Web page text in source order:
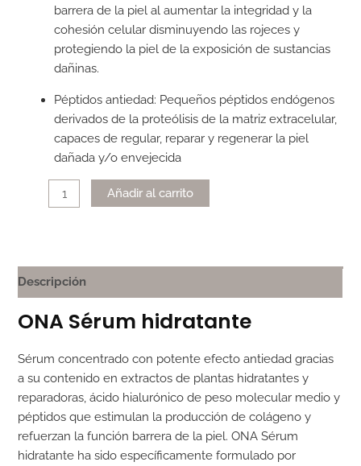
barrera de la piel al aumentar la integridad y la
cohesión celular disminuyendo las rojeces y
protegiendo la piel de la exposición de sustancias
dañinas.
Péptidos antiedad: Pequeños péptidos endógenos
derivados de la proteólisis de la matriz extracelular,
capaces de regular, reparar y regenerar la piel
dañada y/o envejecida
Añadir al carrito
Descripción
ONA Sérum hidratante
Sérum concentrado con potente efecto antiedad gracias
a su contenido en extractos de plantas hidratantes y
reparadoras, ácido hialurónico de peso molecular medio y
péptidos que estimulan la producción de colágeno y
refuerzan la función barrera de la piel. ONA Sérum
hidratante ha sido específicamente formulado por